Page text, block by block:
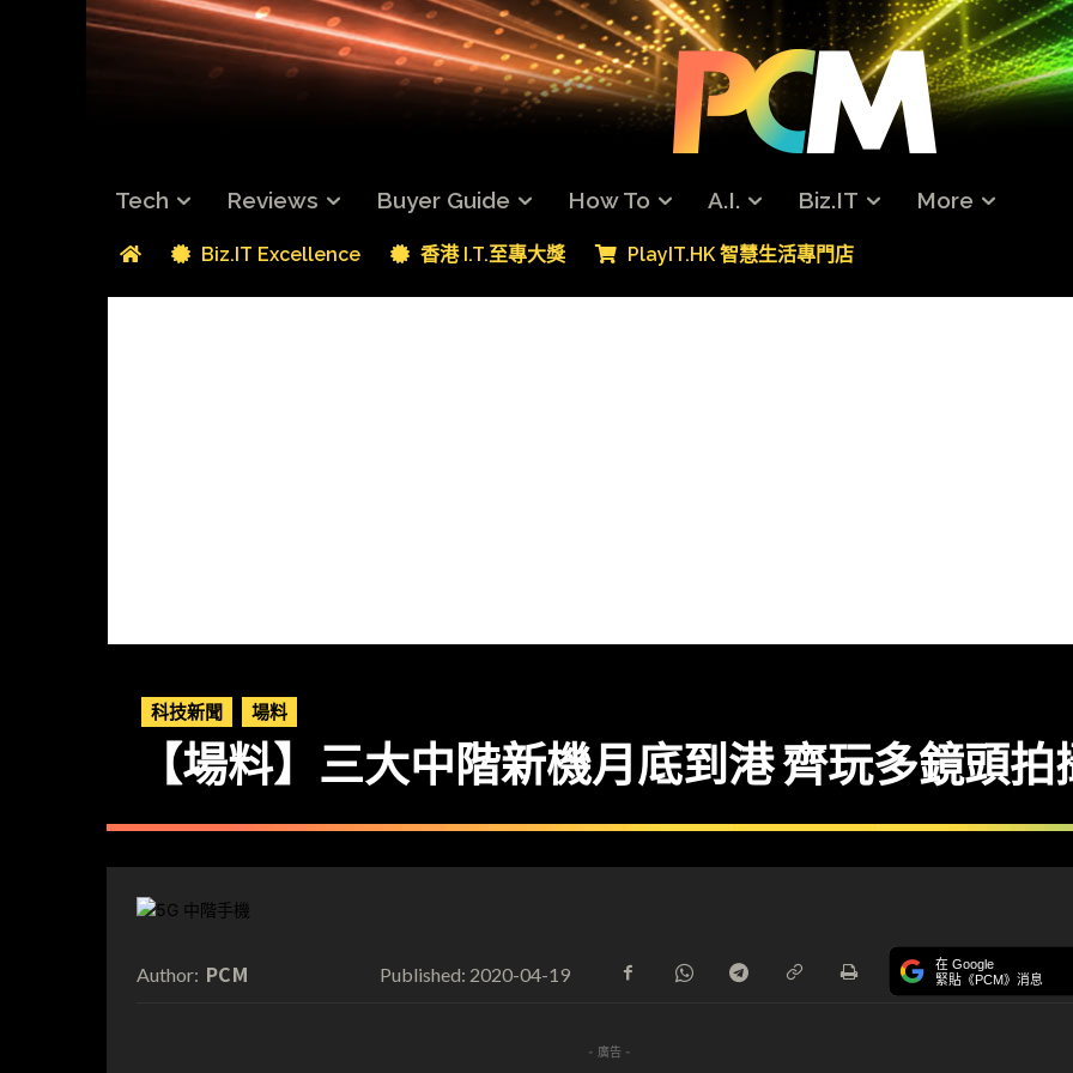
Tech Reviews Buyer Guide How To A.I. Biz.IT More
Biz.IT Excellence 香港 I.T.至專大獎 PlayIT.HK 智慧生活專門店
科技新聞 場料
【場料】三大中階新機月底到港 齊玩多鏡頭拍
Author: PCM Published: 2020-04-19 在 Google
緊貼《PCM》消息
- 廣告 -